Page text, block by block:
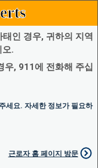
인 경우, 귀하의 지역
오.
우, 911에 전화해 주십
세요. 자세한 정보가 필요하
근로자 홈 페이지 방문